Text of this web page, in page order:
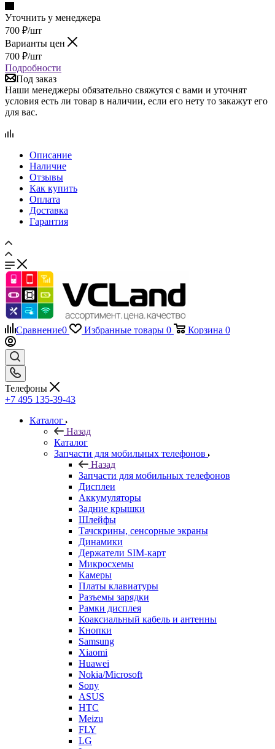
Под заказ
Наши менеджеры обязательно свяжутся с вами и уточнят
условия есть ли товар в наличии, если его нету то закажут его
для вас.
Описание
Наличие
Отзывы
Гарантия
Сравнение
Телефоны
+7 495 135-39-43
Каталог
Запчасти для мобильных телефонов
Аккумуляторы
Задние крышки
Шлейфы
Тачскрины, сенсорные экраны
Динамики
Держатели SIM-карт
Микросхемы
Камеры
Платы клавиатуры
Разъемы зарядки
Рамки дисплея
Коаксиальный кабель и антенны
Кнопки
Samsung
Xiaomi
Huawei
Nokia/Microsoft
Sony
ASUS
HTC
Meizu
FLY
LG
Lenovo
Sony Ericsson
Alcatel
ZTE
Explay
Motorola